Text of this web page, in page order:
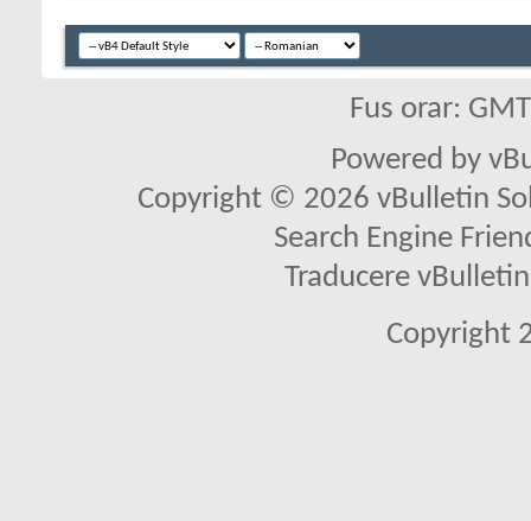
Fus orar:
Powered by
Copyright © 2026 vBulletin
Search Engine
Traducere
Copyright